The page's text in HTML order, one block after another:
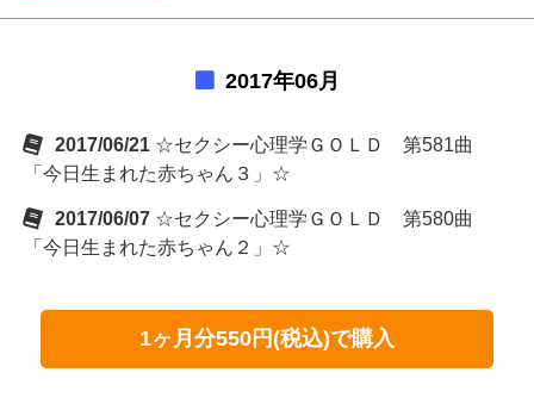
2017年06月
2017/06/21 ☆セクシー心理学ＧＯＬＤ 第581曲
「今日生まれた赤ちゃん３」☆
2017/06/07 ☆セクシー心理学ＧＯＬＤ 第580曲
「今日生まれた赤ちゃん２」☆
1ヶ月分550円(税込)で購入